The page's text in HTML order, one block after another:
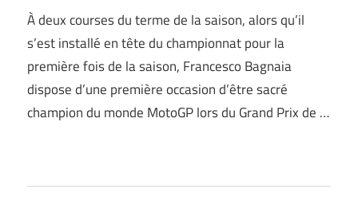
À deux courses du terme de la saison, alors qu’il
s’est installé en tête du championnat pour la
première fois de la saison, Francesco Bagnaia
dispose d’une première occasion d’être sacré
champion du monde MotoGP lors du Grand Prix de …